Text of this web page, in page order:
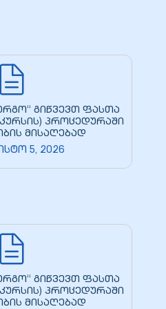
გიწვევთ ფასთა
პროცედურაში
მისაღებად
5, 2026
გიწვევთ ფასთა
პროცედურაში
მისაღებად